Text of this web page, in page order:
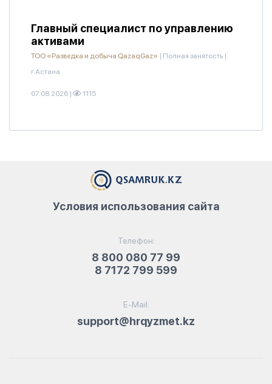
Главный специалист по управлению
активами
ТОО «Разведка и добыча QazaqGaz» | Полная занятость |
г.Астана
07.08.2026 | 1115
Телефон:
8 800 080 77 99
8 7172 799 599
E-Mail:
support@hrqyzmet.kz
Условия использования сайта